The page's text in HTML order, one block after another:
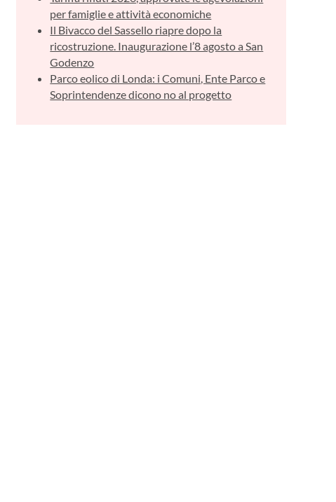
per famiglie e attività economiche
Il Bivacco del Sassello riapre dopo la
ricostruzione. Inaugurazione l’8 agosto a San
Godenzo
Parco eolico di Londa: i Comuni, Ente Parco e
Soprintendenze dicono no al progetto